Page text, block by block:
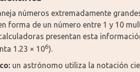
números extremadamente
forma de un número entre 1 y 10
presentan esta
1.23 × 106).
un astrónomo utiliza la notación